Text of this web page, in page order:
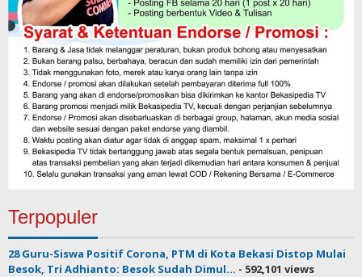
Terpopuler
28 Guru-Siswa Positif Corona, PTM di Kota Bekasi Distop Mulai
Besok, Tri Adhianto: Besok Sudah Dimul... - 592,101 views